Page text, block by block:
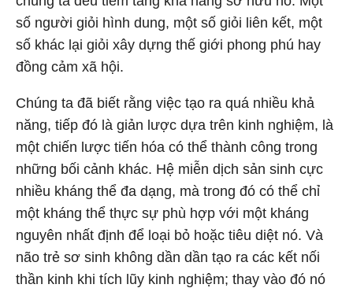
số người giỏi hình dung, một số giỏi liên kết, một
số khác lại giỏi xây dựng thế giới phong phú hay
đồng cảm xã hội.
Chúng ta đã biết rằng việc tạo ra quá nhiều khả
năng, tiếp đó là giản lược dựa trên kinh nghiệm, là
một chiến lược tiến hóa có thể thành công trong
những bối cảnh khác. Hệ miễn dịch sản sinh cực
nhiều kháng thể đa dạng, mà trong đó có thể chỉ
một kháng thể thực sự phù hợp với một kháng
nguyên nhất định để loại bỏ hoặc tiêu diệt nó. Và
não trẻ sơ sinh không dần dần tạo ra các kết nối
thần kinh khi tích lũy kinh nghiệm; thay vào đó nó